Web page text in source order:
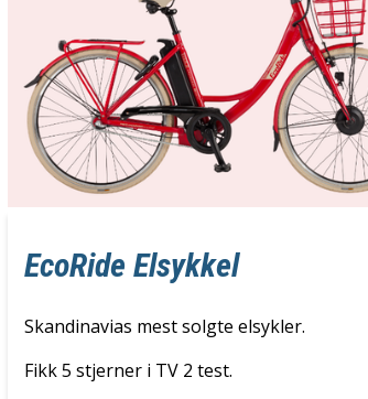
EcoRide Elsykkel
Skandinavias mest solgte elsykler.
Fikk 5 stjerner i TV 2 test.